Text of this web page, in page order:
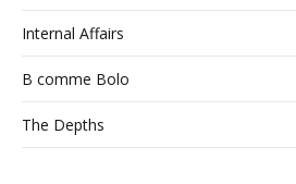
Internal Affairs
B comme Bolo
The Depths